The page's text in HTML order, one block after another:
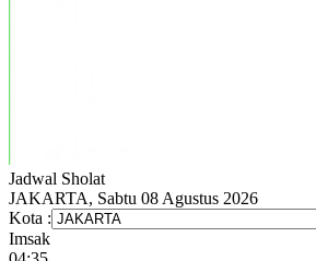
Jadwal Sholat
JAKARTA, Sabtu 08 Agustus 2026
Kota :
Imsak